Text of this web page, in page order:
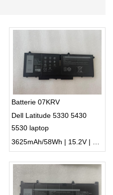
Batterie 07KRV
Dell Latitude 5330 5430
5530 laptop
3625mAh/58Wh | 15.2V | Li-ion ...